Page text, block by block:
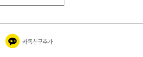
카톡친구추가